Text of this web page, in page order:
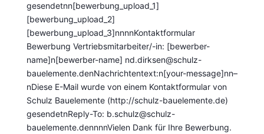
gesendetnn[bewerbung_upload_1]
[bewerbung_upload_2]
[bewerbung_upload_3]nnnnKontaktformular
Bewerbung Vertriebsmitarbeiter/-in: [bewerber-
name]n[bewerber-name] nd.dirksen@schulz-
bauelemente.denNachrichtentext:n[your-message]nn–
nDiese E-Mail wurde von einem Kontaktformular von
Schulz Bauelemente (http://schulz-bauelemente.de)
gesendetnReply-To: b.schulz@schulz-
bauelemente.dennnnVielen Dank für Ihre Bewerbung.